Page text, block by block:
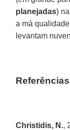
planejadas)
a má
levantam
Referências
Christidis, N.,